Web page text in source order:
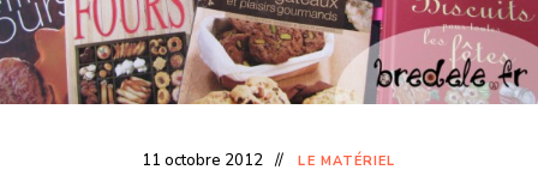
11 octobre 2012 LE MATÉRIEL